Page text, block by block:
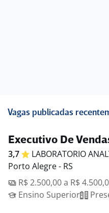
Vagas publicadas
Executivo De
3,7 LABORATORIO
Porto Alegre - RS
R$ 2.500,00 a R$
Ensino Superior